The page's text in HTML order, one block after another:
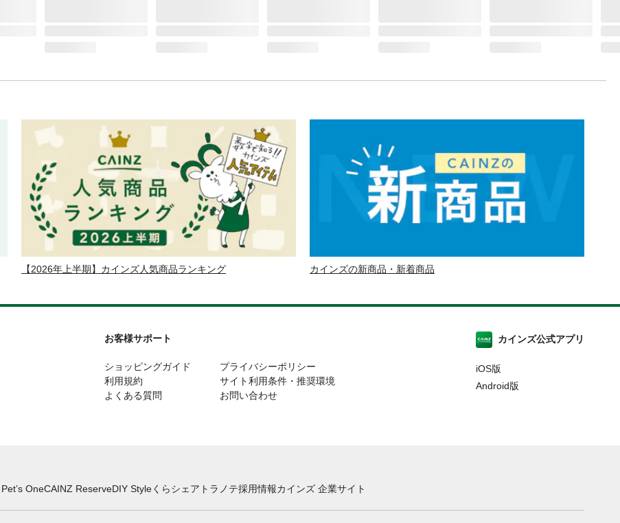
【2026年上半期】カインズ人気商品ランキング カインズの新商品・新着商品
お客様サポート
ショッピングガイド
利用規約
よくある質問
プライバシーポリシー
サイト利用条件・推奨環境
お問い合わせ
カインズ公式アプリ
iOS版
Android版
Pet’s OneCAINZ ReserveDIY Styleくらシェア トラノテ採用情報カインズ 企業サイト